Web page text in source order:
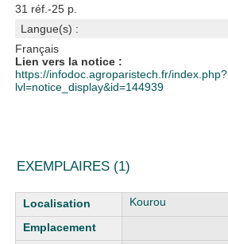
31 réf.-25 p.
Langue(s) :
Français
Lien vers la notice :
https://infodoc.agroparistech.fr/index.php?
lvl=notice_display&id=144939
EXEMPLAIRES (1)
Liste des exemplaires Kourou